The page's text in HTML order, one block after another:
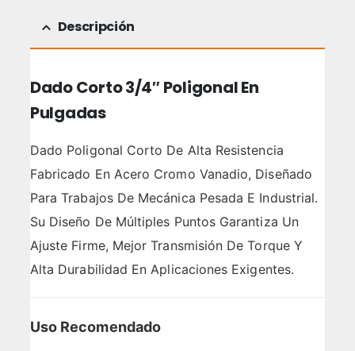
Descripción
Dado Corto 3/4″ Poligonal En
Pulgadas
Dado Poligonal Corto De Alta Resistencia
Fabricado En Acero Cromo Vanadio, Diseñado
Para Trabajos De Mecánica Pesada E Industrial.
Su Diseño De Múltiples Puntos Garantiza Un
Ajuste Firme, Mejor Transmisión De Torque Y
Alta Durabilidad En Aplicaciones Exigentes.
Uso Recomendado